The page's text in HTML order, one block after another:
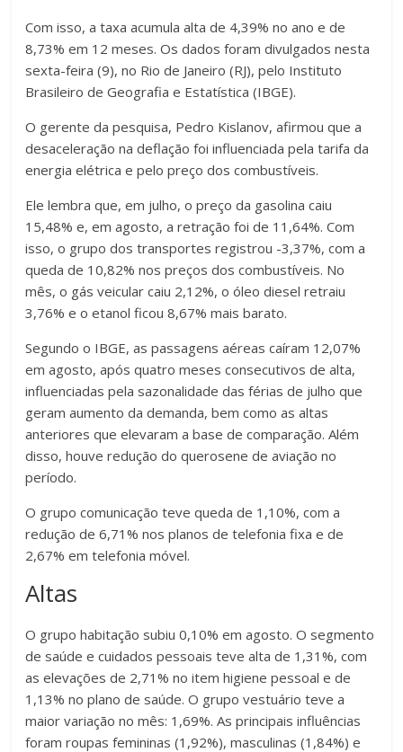
Com isso, a taxa acumula alta de 4,39% no ano e de
8,73% em 12 meses. Os dados foram divulgados nesta
sexta-feira (9), no Rio de Janeiro (RJ), pelo Instituto
Brasileiro de Geografia e Estatística (IBGE).
O gerente da pesquisa, Pedro Kislanov, afirmou que a
desaceleração na deflação foi influenciada pela tarifa da
energia elétrica e pelo preço dos combustíveis.
Ele lembra que, em julho, o preço da gasolina caiu
15,48% e, em agosto, a retração foi de 11,64%. Com
isso, o grupo dos transportes registrou -3,37%, com a
queda de 10,82% nos preços dos combustíveis. No
mês, o gás veicular caiu 2,12%, o óleo diesel retraiu
3,76% e o etanol ficou 8,67% mais barato.
Segundo o IBGE, as passagens aéreas caíram 12,07%
em agosto, após quatro meses consecutivos de alta,
influenciadas pela sazonalidade das férias de julho que
geram aumento da demanda, bem como as altas
anteriores que elevaram a base de comparação. Além
disso, houve redução do querosene de aviação no
período.
O grupo comunicação teve queda de 1,10%, com a
redução de 6,71% nos planos de telefonia fixa e de
2,67% em telefonia móvel.
Altas
O grupo habitação subiu 0,10% em agosto. O segmento
de saúde e cuidados pessoais teve alta de 1,31%, com
as elevações de 2,71% no item higiene pessoal e de
1,13% no plano de saúde. O grupo vestuário teve a
maior variação no mês: 1,69%. As principais influências
foram roupas femininas (1,92%), masculinas (1,84%) e